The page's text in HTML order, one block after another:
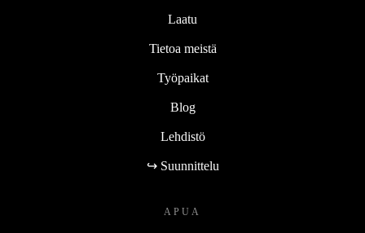
Laatu
Tietoa meistä
Työpaikat
Blog
Lehdistö
↪ Suunnittelu
APUA